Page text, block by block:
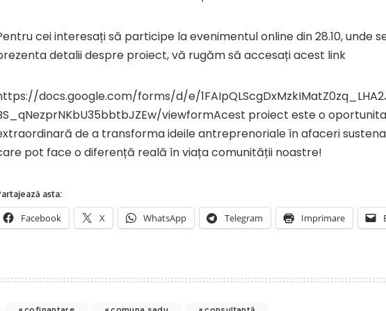
cei interesați să participe la evenimentul online din 28.10, unde
detalii despre proiect, vă rugăm să accesați acest link
docs.google.com/forms/d/e/
viewformAcest proiect este o
de a transforma ideile antreprenoriale în afaceri
pot face o diferență reală în viața comunității noastre!
asta:
Facebook X WhatsApp Telegram Imprimare